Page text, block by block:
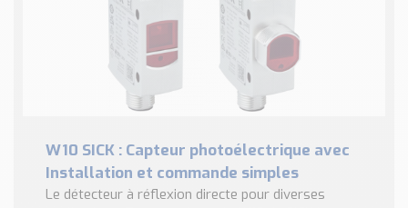
W10 SICK : Capteur photoélectrique avec
Installation et commande simples
Le détecteur à réflexion directe pour diverses